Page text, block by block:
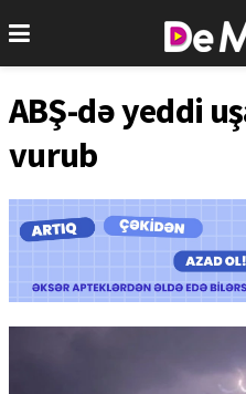
ABŞ-də yeddi
vurub